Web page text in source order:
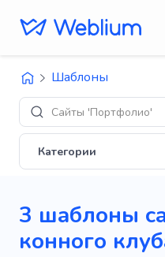
Шаблоны
Сайты 'Портфолио'
Категории
3 шаблоны
конного